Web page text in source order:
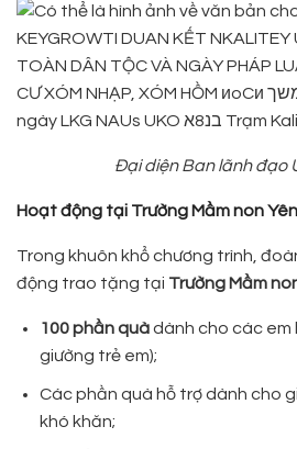
Đại diện Ban lãnh đạo
Hoạt động tại Trường Mầm non
Trong khuôn khổ chương trình,
động trao tặng tại Trường Mầm
100 phần quàdành cho các em
giường trẻ em);
Các phần quà hỗ trợ dành cho
khó khăn;